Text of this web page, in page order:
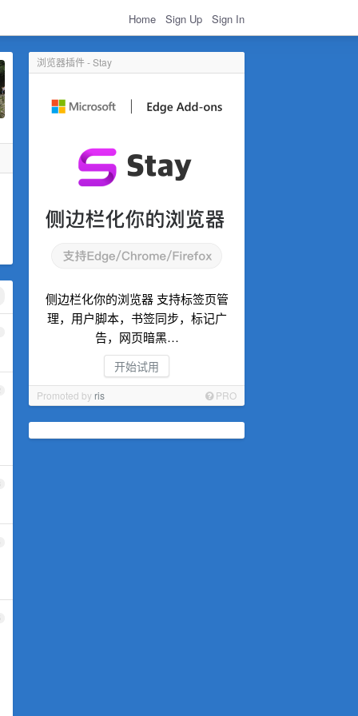
Home Sign Up Sign In
浏览器插件 - Stay
侧边栏化你的浏览器 支持标签页管
理，用户脚本，书签同步，标记广
告，网页暗黑…
开始试用
Promoted by ris PRO